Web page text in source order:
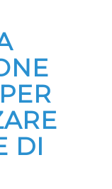
DI